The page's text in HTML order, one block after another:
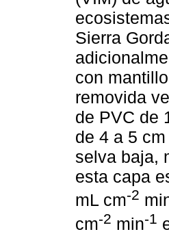
Sierra
con
removida
de PVC de
de 4 a 5
selva baja,
esta capa
mL cm-2
cm-2 min-1